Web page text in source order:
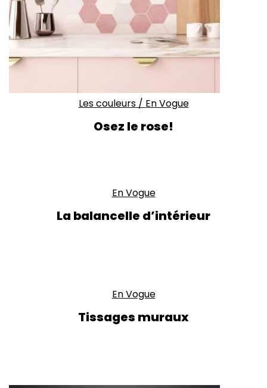
Les couleurs/ En Vogue
Osez le rose!
En Vogue
La balancelle d’intérieur
En Vogue
Tissages muraux